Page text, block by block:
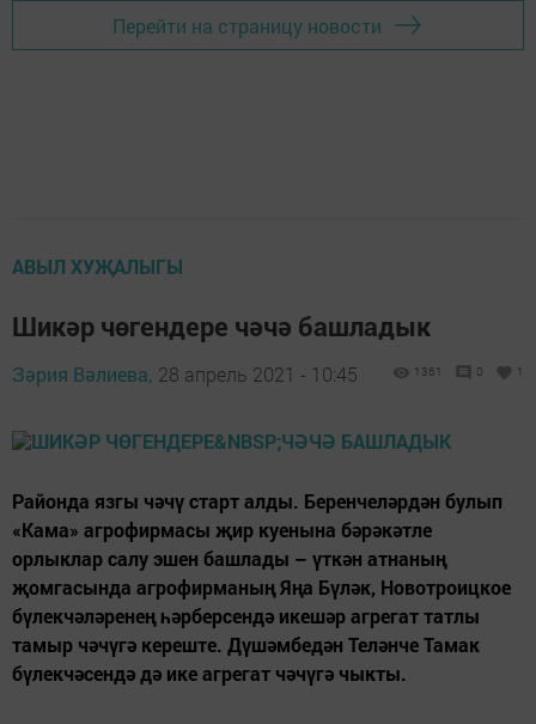
Перейти на страницу новости
АВЫЛ ХУҖАЛЫГЫ
Шикәр чөгендере чәчә башладык
Зәрия Вәлиева, 28 апрель 2021 - 10:45 1361 0 1
Районда язгы чәчү старт алды. Беренчеләрдән булып
«Кама» агрофирмасы җир куенына бәрәкәтле
орлыклар салу эшен башлады – үткән атнаның
җомгасында агрофирманың Яңа Бүләк, Новотроицкое
бүлекчәләренең һәрберсендә икешәр агрегат татлы
тамыр чәчүгә кереште. Дүшәмбедән Теләнче Тамак
бүлекчәсендә дә ике агрегат чәчүгә чыкты.